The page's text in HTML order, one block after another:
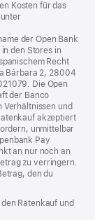
Kosten für das
der Open Bank
den Stores in
Recht
Bárbara 2, 28004
Die Open
der Banco
Verhältnissen und
akzeptiert
unmittelbar
Pay
an nur noch an
zu verringern.
den du
Ratenkauf und